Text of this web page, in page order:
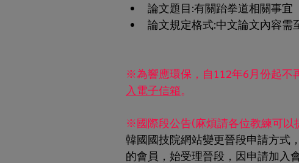
論文題目:有關跆拳道相關事宜
論文規定格式:中文論文內容需
※為響應環保，自112年6月份起不
入電子信箱。
※國際段公告(麻煩請各位教練可以
韓國國技院網站變更晉段申請方式
的會員，始受理晉段，因申請加入